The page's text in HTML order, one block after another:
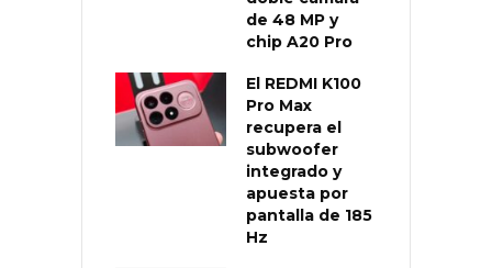
de 48 MP y
chip A20 Pro
El REDMI K100
Pro Max
recupera el
subwoofer
integrado y
apuesta por
pantalla de 185
Hz